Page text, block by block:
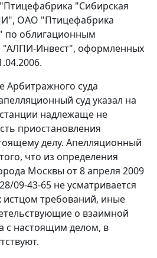
"Сибирская
ОАО "Птицефабрика
по облигационным
"АЛПИ-Инвест", оформленных
Арбитражного суда
суд указал на
надлежаще не
приостановления
делу. Апелляционный
что из определения
Москвы от 8 апреля 2009
09-43-65 не усматривается
истцом требований, иные
о взаимной
с настоящим делом, в